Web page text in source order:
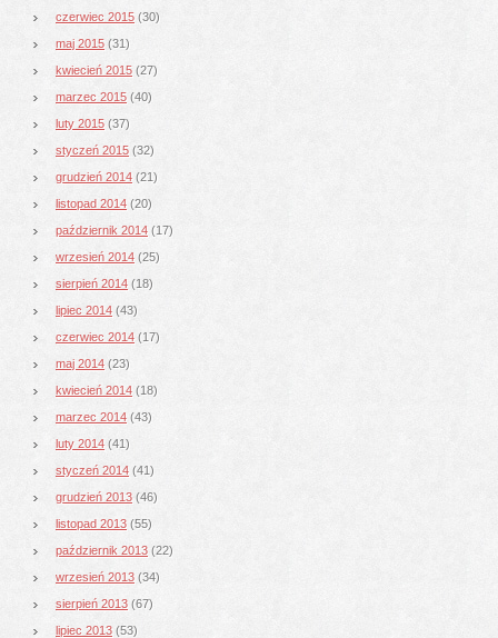
czerwiec 2015 (30)
maj 2015 (31)
kwiecień 2015 (27)
marzec 2015 (40)
luty 2015 (37)
styczeń 2015 (32)
grudzień 2014 (21)
listopad 2014 (20)
październik 2014 (17)
wrzesień 2014 (25)
sierpień 2014 (18)
lipiec 2014 (43)
czerwiec 2014 (17)
maj 2014 (23)
kwiecień 2014 (18)
marzec 2014 (43)
luty 2014 (41)
styczeń 2014 (41)
grudzień 2013 (46)
listopad 2013 (55)
październik 2013 (22)
wrzesień 2013 (34)
sierpień 2013 (67)
lipiec 2013 (53)